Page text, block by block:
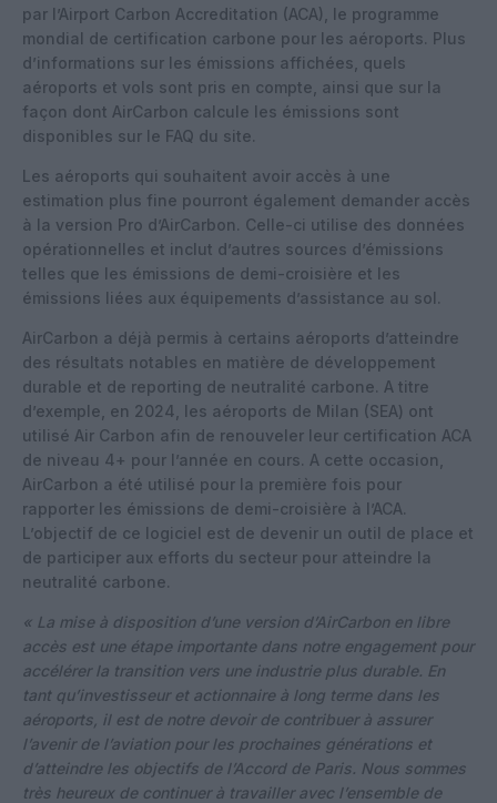
par l’Airport Carbon Accreditation (ACA), le programme
mondial de certification carbone pour les aéroports. Plus
d’informations sur les émissions affichées, quels
aéroports et vols sont pris en compte, ainsi que sur la
façon dont AirCarbon calcule les émissions sont
disponibles sur le FAQ du site.
Les aéroports qui souhaitent avoir accès à une
estimation plus fine pourront également demander accès
à la version Pro d’AirCarbon. Celle-ci utilise des données
opérationnelles et inclut d’autres sources d’émissions
telles que les émissions de demi-croisière et les
émissions liées aux équipements d’assistance au sol.
AirCarbon a déjà permis à certains aéroports d’atteindre
des résultats notables en matière de développement
durable et de reporting de neutralité carbone. A titre
d’exemple, en 2024, les aéroports de Milan (SEA) ont
utilisé Air Carbon afin de renouveler leur certification ACA
de niveau 4+ pour l’année en cours. A cette occasion,
AirCarbon a été utilisé pour la première fois pour
rapporter les émissions de demi-croisière à l’ACA.
L’objectif de ce logiciel est de devenir un outil de place et
de participer aux efforts du secteur pour atteindre la
neutralité carbone.
« La mise à disposition d’une version d’AirCarbon en libre
accès est une étape importante dans notre engagement pour
accélérer la transition vers une industrie plus durable. En
tant qu’investisseur et actionnaire à long terme dans les
aéroports, il est de notre devoir de contribuer à assurer
l’avenir de l’aviation pour les prochaines générations et
d’atteindre les objectifs de l’Accord de Paris. Nous sommes
très heureux de continuer à travailler avec l’ensemble de